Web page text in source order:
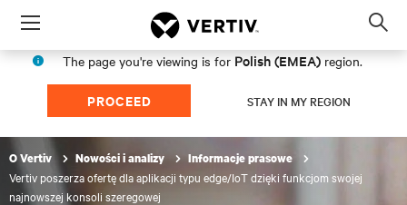
Menu
The page you're viewing is for Polish (EMEA) region.
PROCEED STAY IN MY REGION
O Vertiv Nowości i analizy Informacje prasowe
Vertiv poszerza ofertę dla aplikacji typu edge/IoT dzięki funkcjom swojej
najnowszej konsoli szeregowej